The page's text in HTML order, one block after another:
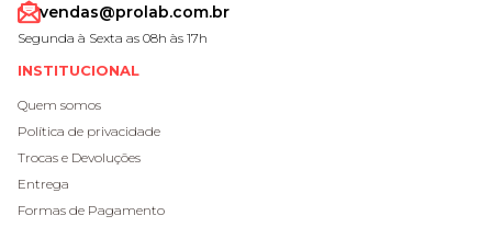
vendas@prolab.com.br
Segunda à Sexta as 08h às 17h
INSTITUCIONAL
Quem somos
Política de privacidade
Trocas e Devoluções
Entrega
Formas de Pagamento